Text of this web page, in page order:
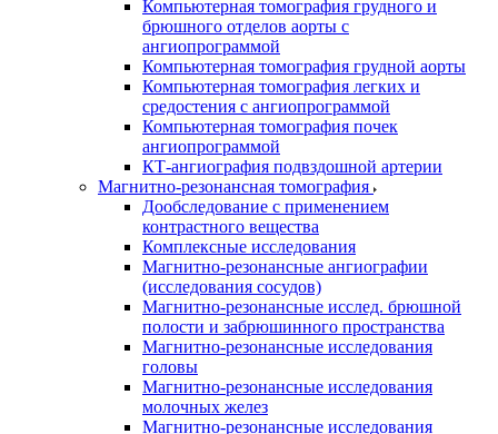
Компьютерная томография грудного и
брюшного отделов аорты с
ангиопрограммой
Компьютерная томография грудной аорты
Компьютерная томография легких и
средостения с ангиопрограммой
Компьютерная томография почек
ангиопрограммой
КТ-ангиография подвздошной артерии
Магнитно-резонансная томография
Дообследование с применением
контрастного вещества
Комплексные исследования
Магнитно-резонансные ангиографии
(исследования сосудов)
Магнитно-резонансные исслед. брюшной
полости и забрюшинного пространства
Магнитно-резонансные исследования
головы
Магнитно-резонансные исследования
молочных желез
Магнитно-резонансные исследования